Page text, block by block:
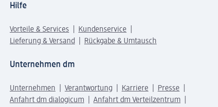
Hilfe
Vorteile & Services
Kundenservice
Lieferung & Versand
Rückgabe & Umtausch
Unternehmen dm
Unternehmen Verantwortung Karriere
Presse
Anfahrt dm dialogicum
Anfahrt dm Verteilzentrum